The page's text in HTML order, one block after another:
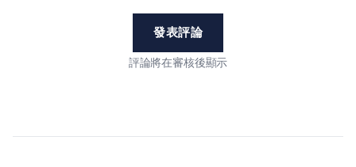
發表評論
評論將在審核後顯示